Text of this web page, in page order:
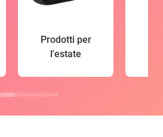
Prodotti per
l'estate